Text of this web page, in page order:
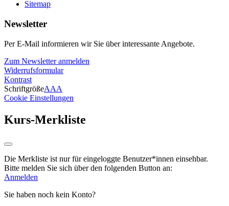
Sitemap
Newsletter
Per E-Mail informieren wir Sie über interessante Angebote.
Zum Newsletter anmelden
Widerrufsformular
Kontrast
SchriftgrößeAAA
Cookie Einstellungen
Kurs-Merkliste
Die Merkliste ist nur für eingeloggte Benutzer*innen einsehbar.
Bitte melden Sie sich über den folgenden Button an:
Anmelden
Sie haben noch kein Konto?